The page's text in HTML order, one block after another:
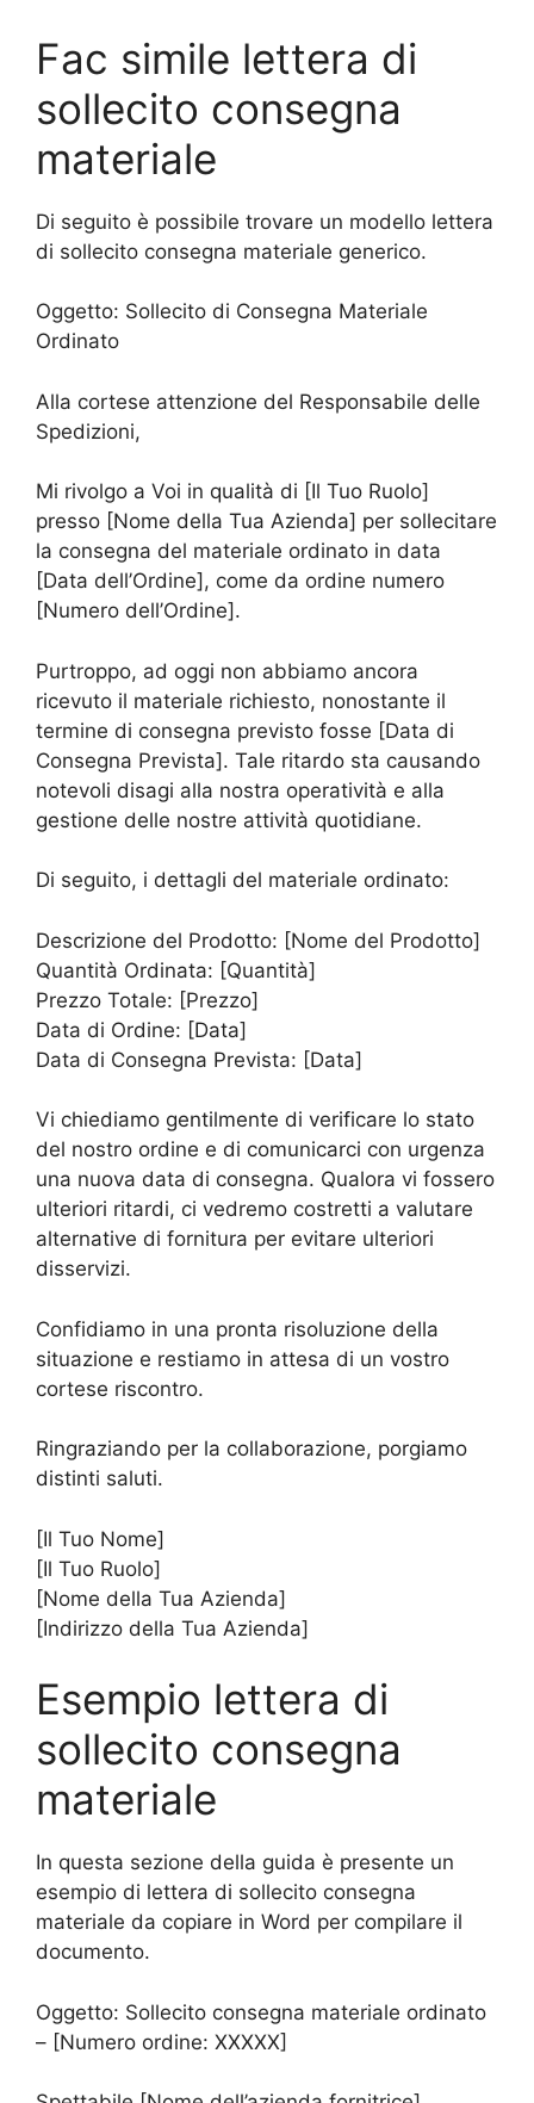
Fac simile lettera di
sollecito consegna
materiale
Di seguito è possibile trovare un modello lettera
di sollecito consegna materiale generico.
Oggetto: Sollecito di Consegna Materiale
Ordinato
Alla cortese attenzione del Responsabile delle
Spedizioni,
Mi rivolgo a Voi in qualità di [Il Tuo Ruolo]
presso [Nome della Tua Azienda] per sollecitare
la consegna del materiale ordinato in data
[Data dell’Ordine], come da ordine numero
[Numero dell’Ordine].
Purtroppo, ad oggi non abbiamo ancora
ricevuto il materiale richiesto, nonostante il
termine di consegna previsto fosse [Data di
Consegna Prevista]. Tale ritardo sta causando
notevoli disagi alla nostra operatività e alla
gestione delle nostre attività quotidiane.
Di seguito, i dettagli del materiale ordinato:
Descrizione del Prodotto: [Nome del Prodotto]
Quantità Ordinata: [Quantità]
Prezzo Totale: [Prezzo]
Data di Ordine: [Data]
Data di Consegna Prevista: [Data]
Vi chiediamo gentilmente di verificare lo stato
del nostro ordine e di comunicarci con urgenza
una nuova data di consegna. Qualora vi fossero
ulteriori ritardi, ci vedremo costretti a valutare
alternative di fornitura per evitare ulteriori
disservizi.
Confidiamo in una pronta risoluzione della
situazione e restiamo in attesa di un vostro
cortese riscontro.
Ringraziando per la collaborazione, porgiamo
distinti saluti.
[Il Tuo Nome]
[Il Tuo Ruolo]
[Nome della Tua Azienda]
[Indirizzo della Tua Azienda]
Esempio lettera di
sollecito consegna
materiale
In questa sezione della guida è presente un
esempio di lettera di sollecito consegna
materiale da copiare in Word per compilare il
documento.
Oggetto: Sollecito consegna materiale ordinato
– [Numero ordine: XXXXX]